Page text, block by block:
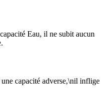
Eau, il ne subit aucun
capacité adverse,\nil inflige